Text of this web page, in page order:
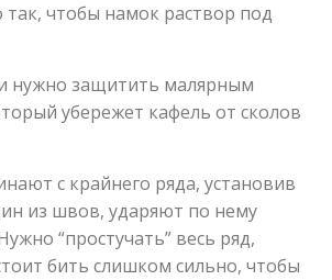
так, чтобы намок раствор под
нужно защитить малярным
убережет кафель от сколов
с крайнего ряда, установив
из швов, ударяют по нему
“простучать” весь ряд,
бить слишком сильно, чтобы